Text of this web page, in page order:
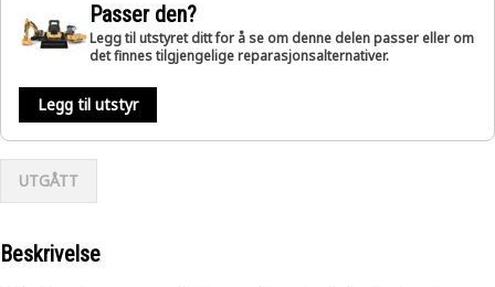
Passer den?
Legg til utstyret ditt for å se om denne delen passer eller om
det finnes tilgjengelige reparasjonsalternativer.
Legg til utstyr
UTGÅTT
Beskrivelse